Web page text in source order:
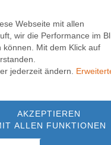
Lieferung
Webseite mit allen
wir die Performance im
Mit dem Klick auf
jederzeit ändern.
AKZEPTIEREN
ALLEN FUNKTIONEN